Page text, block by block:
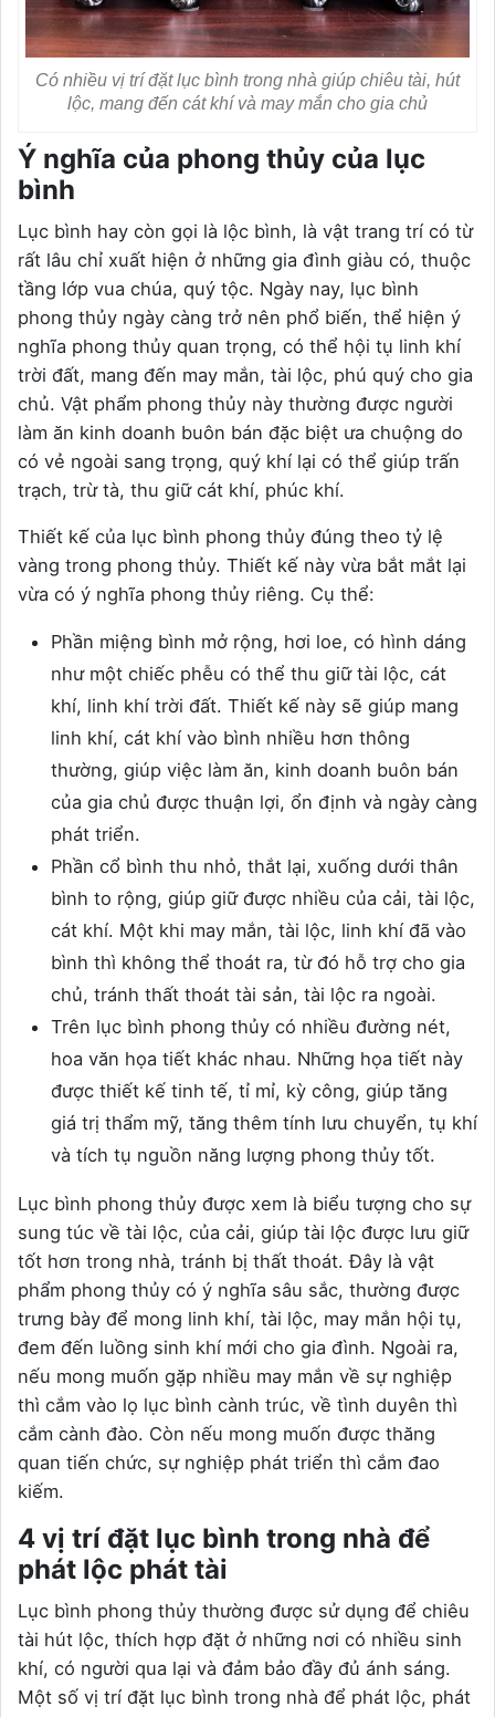
Có nhiều vị trí đặt lục bình trong nhà giúp chiêu tài, hút
lộc, mang đến cát khí và may mắn cho gia chủ
Ý nghĩa của phong thủy của lục
bình
Lục bình hay còn gọi là lộc bình, là vật trang trí có từ
rất lâu chỉ xuất hiện ở những gia đình giàu có, thuộc
tầng lớp vua chúa, quý tộc. Ngày nay, lục bình
phong thủy ngày càng trở nên phổ biến, thể hiện ý
nghĩa phong thủy quan trọng, có thể hội tụ linh khí
trời đất, mang đến may mắn, tài lộc, phú quý cho gia
chủ. Vật phẩm phong thủy này thường được người
làm ăn kinh doanh buôn bán đặc biệt ưa chuộng do
có vẻ ngoài sang trọng, quý khí lại có thể giúp trấn
trạch, trừ tà, thu giữ cát khí, phúc khí.
Thiết kế của lục bình phong thủy đúng theo tỷ lệ
vàng trong phong thủy. Thiết kế này vừa bắt mắt lại
vừa có ý nghĩa phong thủy riêng. Cụ thể:
Phần miệng bình mở rộng, hơi loe, có hình dáng
như một chiếc phễu có thể thu giữ tài lộc, cát
khí, linh khí trời đất. Thiết kế này sẽ giúp mang
linh khí, cát khí vào bình nhiều hơn thông
thường, giúp việc làm ăn, kinh doanh buôn bán
của gia chủ được thuận lợi, ổn định và ngày càng
phát triển.
Phần cổ bình thu nhỏ, thắt lại, xuống dưới thân
bình to rộng, giúp giữ được nhiều của cải, tài lộc,
cát khí. Một khi may mắn, tài lộc, linh khí đã vào
bình thì không thể thoát ra, từ đó hỗ trợ cho gia
chủ, tránh thất thoát tài sản, tài lộc ra ngoài.
Trên lục bình phong thủy có nhiều đường nét,
hoa văn họa tiết khác nhau. Những họa tiết này
được thiết kế tinh tế, tỉ mỉ, kỳ công, giúp tăng
giá trị thẩm mỹ, tăng thêm tính lưu chuyển, tụ khí
và tích tụ nguồn năng lượng phong thủy tốt.
Lục bình phong thủy được xem là biểu tượng cho sự
sung túc về tài lộc, của cải, giúp tài lộc được lưu giữ
tốt hơn trong nhà, tránh bị thất thoát. Đây là vật
phẩm phong thủy có ý nghĩa sâu sắc, thường được
trưng bày để mong linh khí, tài lộc, may mắn hội tụ,
đem đến luồng sinh khí mới cho gia đình. Ngoài ra,
nếu mong muốn gặp nhiều may mắn về sự nghiệp
thì cắm vào lọ lục bình cành trúc, về tình duyên thì
cắm cành đào. Còn nếu mong muốn được thăng
quan tiến chức, sự nghiệp phát triển thì cắm đao
kiếm.
4 vị trí đặt lục bình trong nhà để
phát lộc phát tài
Lục bình phong thủy thường được sử dụng để chiêu
tài hút lộc, thích hợp đặt ở những nơi có nhiều sinh
khí, có người qua lại và đảm bảo đầy đủ ánh sáng.
Một số vị trí đặt lục bình trong nhà để phát lộc, phát